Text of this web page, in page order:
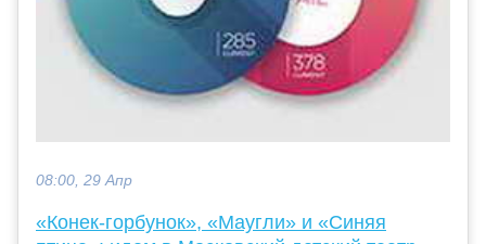
08:00, 29 Апр
«Конек-горбунок», «Маугли» и «Синяя